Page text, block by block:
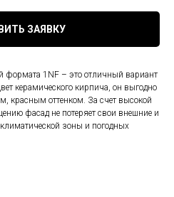
ЗАЯВКУ
формата 1NF – это отличный вариант
керамического кирпича, он выгодно
красным оттенком. За счет высокой
фасад не потеряет свои внешние и
зоны и погодных